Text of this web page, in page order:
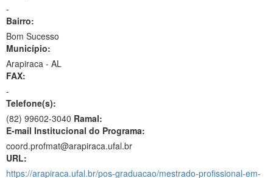
-
Bairro:
Bom Sucesso
Município:
Arapiraca - AL
FAX:
-
Telefone(s):
(82) 99602-3040 Ramal:
E-mail Institucional do Programa:
coord.profmat@arapiraca.ufal.br
URL:
https://arapiraca.ufal.br/pos-graduacao/mestrado-profissional-em-